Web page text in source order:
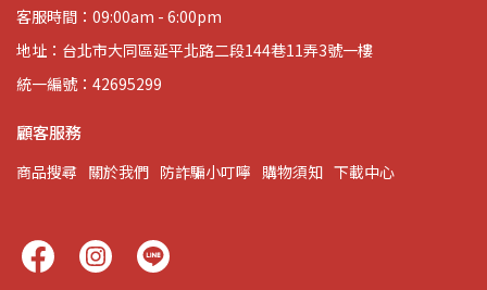
客服時間：09:00am - 6:00pm
地址：台北市大同區延平北路二段144巷11弄3號一樓
統一編號：42695299
顧客服務
商品搜尋 關於我們 防詐騙小叮嚀 購物須知 下載中心